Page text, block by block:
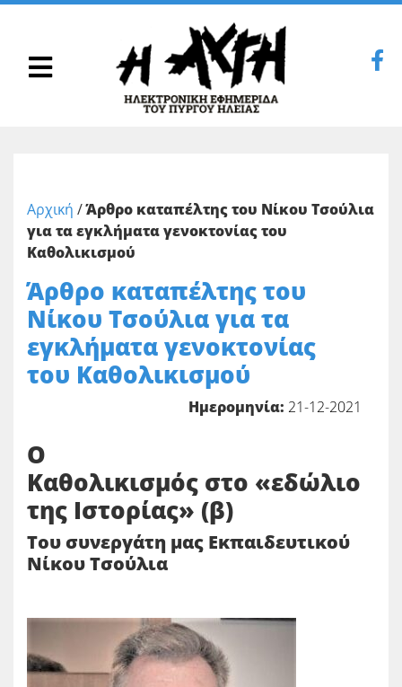
Αρχική /Άρθρο καταπέλτης του Νίκου Τσούλια
για τα εγκλήματα γενοκτονίας του
Καθολικισμού
Άρθρο καταπέλτης του
Νίκου Τσούλια για τα
εγκλήματα γενοκτονίας
του Καθολικισμού
Ημερομηνία: 21-12-2021
Ο
Καθολικισμός στο «εδώλιο
της Ιστορίας» (β)
Του συνεργάτη μας Εκπαιδευτικού
Νίκου Τσούλια